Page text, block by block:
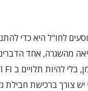
לחו"ל היא כדי
מהשגרה, אחד
יש צורך ברכישת